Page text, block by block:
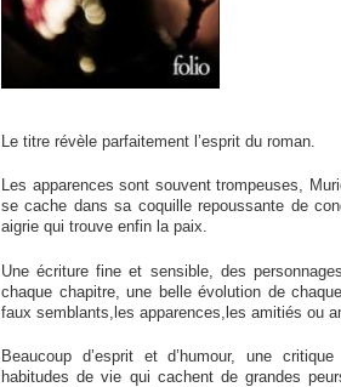
Le titre révèle parfaitement l’esprit du roman.
Les apparences sont souvent trompeuses,
se cache dans sa coquille repoussante de
aigrie qui trouve enfin la paix.
Une écriture fine et sensible, des
chaque chapitre, une belle évolution de
faux semblants,les apparences,les amitiés ou
Beaucoup d’esprit et d’humour, une
habitudes de vie qui cachent de grandes